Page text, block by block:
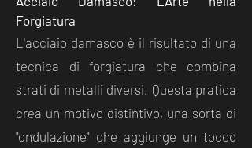
Forgiatura
L'acciaio damasco è il risultato di una
tecnica di forgiatura che combina
strati di metalli diversi. Questa pratica
crea un motivo distintivo, una sorta di
"ondulazione" che aggiunge un tocco